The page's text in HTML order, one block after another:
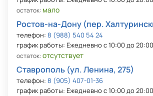
остаток: мало
Ростов-на-Дону (пер.
телефон: 8 (988) 540 54 24
график работы: Ежедневно с 10:00 до 20:00
остаток:отсутствует
Ставрополь (ул. Ленина, 275)
телефон: 8 (905) 407-01-36
график работы: Ежедневно с 10:00 до 20:00